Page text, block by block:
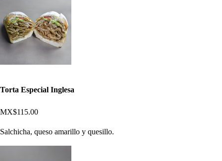
Torta Especial Inglesa
MX$115.00
Salchicha, queso amarillo y quesillo.